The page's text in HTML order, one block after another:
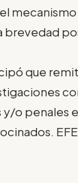
brevedad
que
o penales
EFE